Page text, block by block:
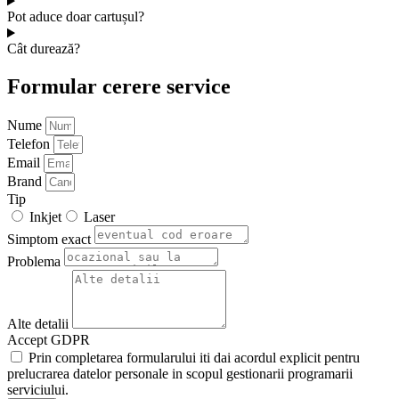
Pot aduce doar cartușul?
Cât durează?
Formular cerere service
Nume
Telefon
Email
Brand
Tip
Inkjet
Laser
Simptom exact
Problema
Alte detalii
Accept GDPR
Prin completarea formularului iti dai acordul explicit pentru
prelucrarea datelor personale in scopul gestionarii programarii
serviciului.